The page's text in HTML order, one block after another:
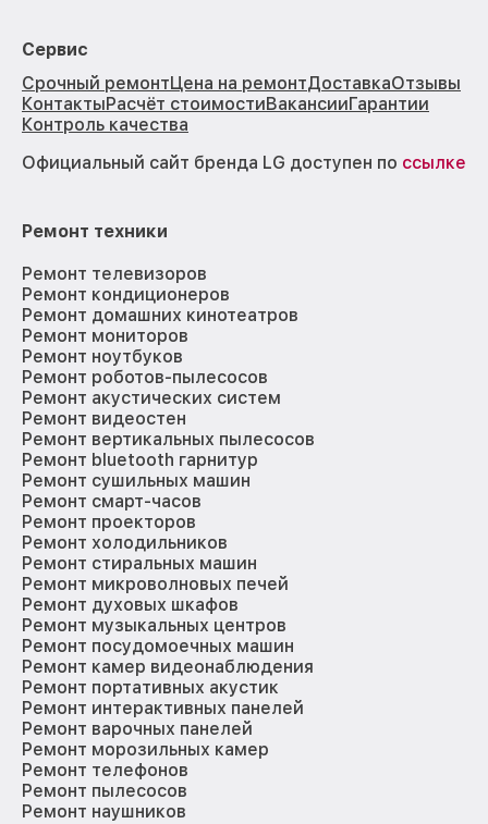
Сервис
Срочный ремонтЦена на ремонтДоставкаОтзывы
КонтактыРасчёт стоимостиВакансииГарантии
Контроль качества
Официальный сайт бренда LG доступен по ссылке
Ремонт техники
Ремонт телевизоров
Ремонт кондиционеров
Ремонт домашних кинотеатров
Ремонт мониторов
Ремонт ноутбуков
Ремонт роботов-пылесосов
Ремонт акустических систем
Ремонт видеостен
Ремонт вертикальных пылесосов
Ремонт bluetooth гарнитур
Ремонт сушильных машин
Ремонт смарт-часов
Ремонт проекторов
Ремонт холодильников
Ремонт стиральных машин
Ремонт микроволновых печей
Ремонт духовых шкафов
Ремонт музыкальных центров
Ремонт посудомоечных машин
Ремонт камер видеонаблюдения
Ремонт портативных акустик
Ремонт интерактивных панелей
Ремонт варочных панелей
Ремонт морозильных камер
Ремонт телефонов
Ремонт пылесосов
Ремонт наушников